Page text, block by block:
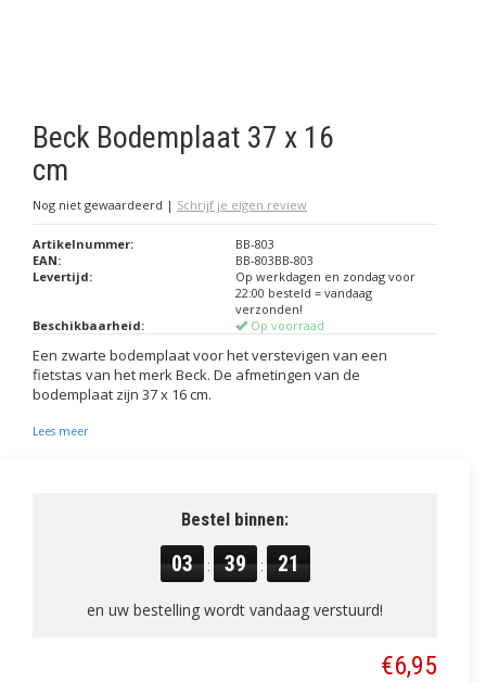
Beck Bodemplaat 37 x 16
cm
Nog niet gewaardeerd | Schrijf je eigen review
Artikelnummer:
BB-803
EAN:
BB-803BB-803
Levertijd:
Op werkdagen en zondag voor
22:00 besteld = vandaag
verzonden!
Beschikbaarheid:
Op voorraad
Een zwarte bodemplaat voor het verstevigen van een
fietstas van het merk Beck. De afmetingen van de
bodemplaat zijn 37 x 16 cm.
Lees meer
Bestel binnen:
03 : 39 : 21
en uw bestelling wordt vandaag verstuurd!
€6,95